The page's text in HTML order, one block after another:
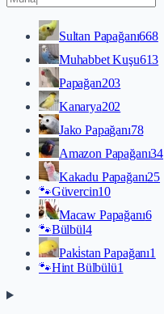
Sultan Papağanı668
Muhabbet Kuşu613
Papağan203
Kanarya202
Jako Papağanı78
Amazon Papağanı34
Kakadu Papağanı25
🐾Güvercin10
Macaw Papağanı6
🐾Bülbül4
Paki̇stan Papağanı1
🐾Hint Bülbülü1